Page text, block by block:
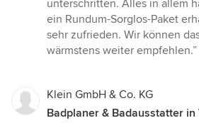
unterschritten. Alles in allem
ein Rundum-Sorglos-Paket
sehr zufrieden. Wir können
wärmstens weiter empfehlen.”
Klein GmbH & Co. KG
Badplaner & Badausstatter in